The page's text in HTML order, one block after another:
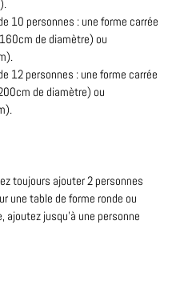
10 personnes : une forme carrée
de diamètre) ou
12 personnes : une forme carrée
de diamètre) ou
toujours ajouter 2 personnes
une table de forme ronde ou
ajoutez jusqu’à une personne